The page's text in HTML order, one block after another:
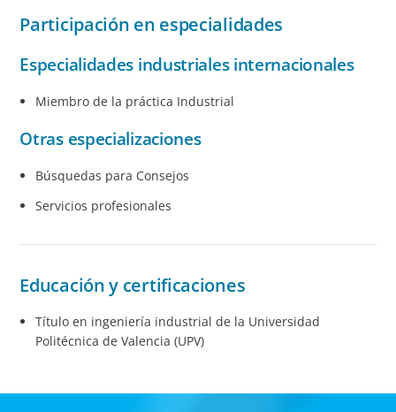
Participación en especialidades
Especialidades industriales internacionales
Miembro de la práctica Industrial
Otras especializaciones
Búsquedas para Consejos
Servicios profesionales
Educación y certificaciones
Título en ingeniería industrial de la Universidad
Politécnica de Valencia (UPV)